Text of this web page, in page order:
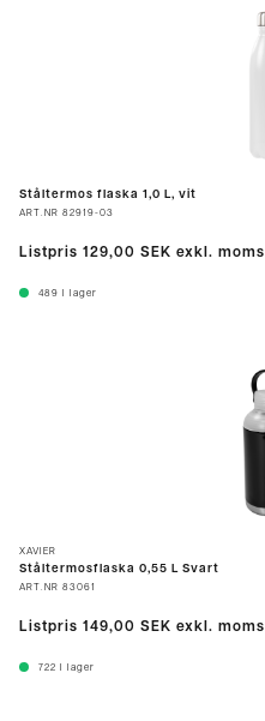
Ståltermos flaska 1,0 L, vit
ART.NR 82919-03
Listpris 129,00 SEK exkl. moms
489 I lager
XAVIER
Ståltermosflaska 0,55 L Svart
ART.NR 83061
Listpris 149,00 SEK exkl. moms
722 I lager